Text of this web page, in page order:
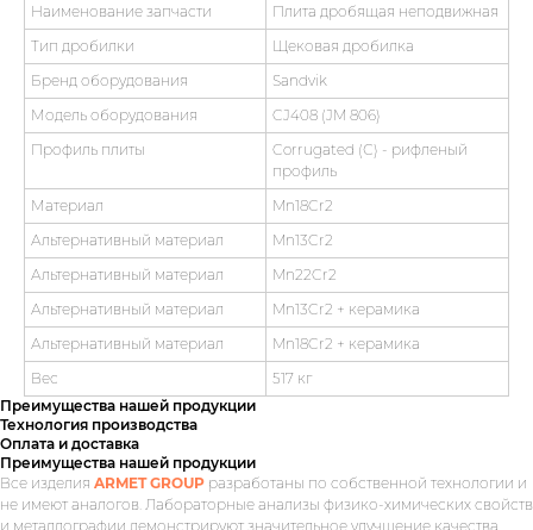
Наименование запчасти
Плита дробящая неподвижная
Тип дробилки
Щековая дробилка
Бренд оборудования
Sandvik
Модель оборудования
CJ408 (JM 806)
Профиль плиты
Corrugated (С) - рифленый
профиль
Материал
Mn18Cr2
Альтернативный материал
Mn13Cr2
Альтернативный материал
Mn22Cr2
Альтернативный материал
Mn13Cr2 + керамика
Альтернативный материал
Mn18Cr2 + керамика
Вес
517 кг
Преимущества нашей продукции
Технология производства
Оплата и доставка
Преимущества нашей продукции
Все изделия ARMET GROUP разработаны по собственной технологии и
не имеют аналогов. Лабораторные анализы физико-химических свойств
и металлографии демонстрируют значительное улучшение качества